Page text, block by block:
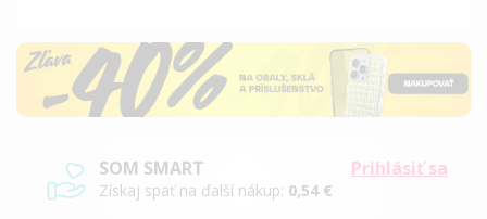
Prihlásiť sa
SOM SMART
Získaj späť na ďalší nákup: 0,54 €